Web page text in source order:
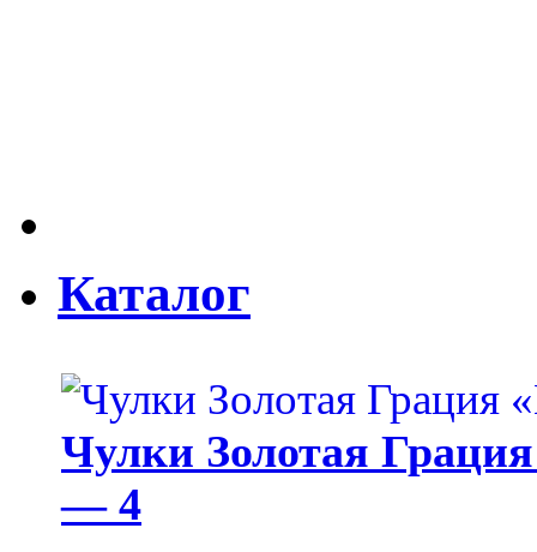
Каталог
Чулки Золотая
— 4